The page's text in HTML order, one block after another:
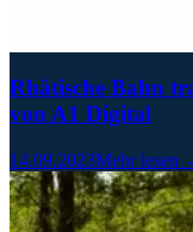
Rhätische Bahn
von A1 Digital
14.09.2023Mehr lesen